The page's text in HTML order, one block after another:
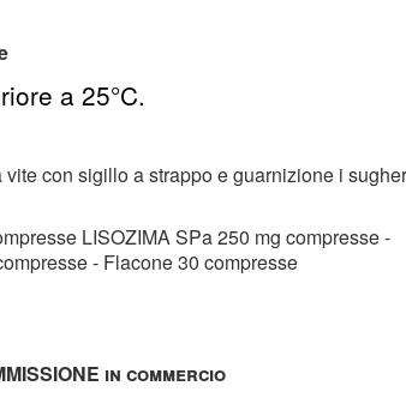
a 25°C.
con sigillo a strappo e guarnizione i
LISOZIMA SPa 250 mg compresse -
- Flacone 30 compresse
in commercio